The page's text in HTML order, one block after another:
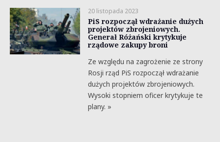
20 listopada 2023
PiS rozpoczął wdrażanie dużych
projektów zbrojeniowych.
Generał Różański krytykuje
rządowe zakupy broni
Ze względu na zagrożenie ze strony
Rosji rząd PiS rozpoczął wdrażanie
dużych projektów zbrojeniowych.
Wysoki stopniem oficer krytykuje te
plany. »